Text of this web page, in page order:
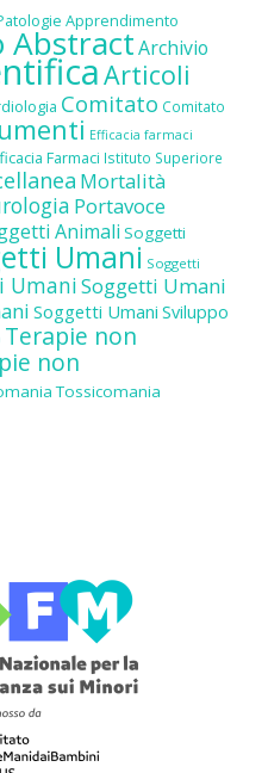
Apprendimento
AbstractArchivio
Articoli
Comitato Comitato
Efficacia farmaci
Farmaci Istituto Superiore
Mortalità
Portavoce
Animali Soggetti
Umani Soggetti
UmaniSoggetti Umani
Soggetti Umani Sviluppo
Terapie non
non
Tossicomania